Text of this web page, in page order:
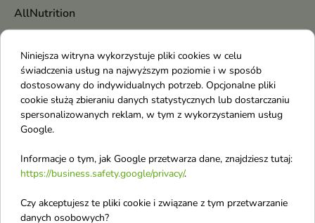
AllNutrition
Angel Schlesser
Antonio Banderas
Anua
Anwen
Apis
Aquolina
Niniejsza witryna wykorzystuje pliki cookies w celu
świadczenia usług na najwyższym poziomie i w sposób
dostosowany do indywidualnych potrzeb. Opcjonalne pliki
cookie służą zbieraniu danych statystycznych lub dostarczaniu
spersonalizowanych reklam, w tym z wykorzystaniem usług
Google.
Informacje o tym, jak Google przetwarza dane, znajdziesz tutaj:
https://business.safety.google/privacy/.
Czy akceptujesz te pliki cookie i związane z tym przetwarzanie
danych osobowych?